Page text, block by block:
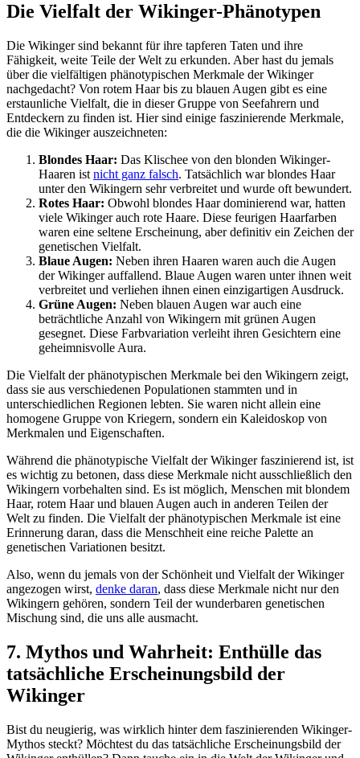
Die Vielfalt der Wikinger-Phänotypen
Die Wikinger sind bekannt für ihre tapferen Taten und ihre
Fähigkeit, weite Teile der Welt zu erkunden. Aber hast du jemals
über die vielfältigen phänotypischen Merkmale der Wikinger
nachgedacht? Von rotem Haar bis zu blauen Augen gibt es eine
erstaunliche Vielfalt, die in dieser Gruppe von Seefahrern und
Entdeckern zu finden ist. Hier sind einige faszinierende Merkmale,
die die Wikinger auszeichneten:
Blondes Haar: Das Klischee von den blonden Wikinger-
Haaren ist nicht ganz falsch. Tatsächlich war blondes Haar
unter den Wikingern sehr verbreitet und wurde oft bewundert.
Rotes Haar: Obwohl blondes Haar dominierend war, hatten
viele Wikinger auch rote Haare. Diese feurigen Haarfarben
waren eine seltene Erscheinung, aber definitiv ein Zeichen der
genetischen Vielfalt.
Blaue Augen: Neben ihren Haaren waren auch die Augen
der Wikinger auffallend. Blaue Augen waren unter ihnen weit
verbreitet und verliehen ihnen einen einzigartigen Ausdruck.
Grüne Augen: Neben blauen Augen war auch eine
beträchtliche Anzahl von Wikingern mit grünen Augen
gesegnet. Diese Farbvariation verleiht ihren Gesichtern eine
geheimnisvolle Aura.
Die Vielfalt der phänotypischen Merkmale bei den Wikingern zeigt,
dass sie aus verschiedenen Populationen stammten und in
unterschiedlichen Regionen lebten. Sie waren nicht allein eine
homogene Gruppe von Kriegern, sondern ein Kaleidoskop von
Merkmalen und Eigenschaften.
Während die phänotypische Vielfalt der Wikinger faszinierend ist, ist
es wichtig zu betonen, dass diese Merkmale nicht ausschließlich den
Wikingern vorbehalten sind. Es ist möglich, Menschen mit blondem
Haar, rotem Haar und blauen Augen auch in anderen Teilen der
Welt zu finden. Die Vielfalt der phänotypischen Merkmale ist eine
Erinnerung daran, dass die Menschheit eine reiche Palette an
genetischen Variationen besitzt.
Also, wenn du jemals von der Schönheit und Vielfalt der Wikinger
angezogen wirst, denke daran, dass diese Merkmale nicht nur den
Wikingern gehören, sondern Teil der wunderbaren genetischen
Mischung sind, die uns alle ausmacht.
7. Mythos und Wahrheit: Enthülle das
tatsächliche Erscheinungsbild der
Wikinger
Bist du neugierig, was wirklich hinter dem faszinierenden Wikinger-
Mythos steckt? Möchtest du das tatsächliche Erscheinungsbild der